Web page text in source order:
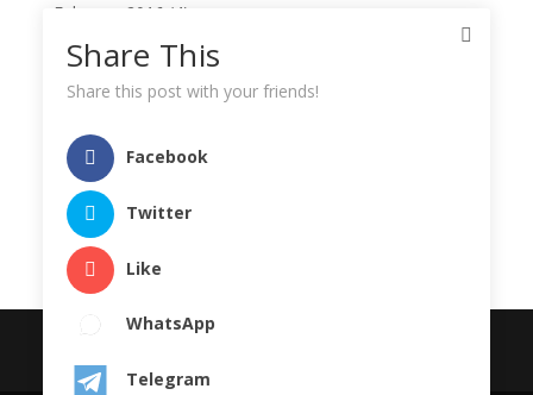
February 2016 (4)
January 2016 (1)
December 2015(2)
October 2014(1)
August 2014
June 2014 (2)
© 2025 PAUD IT Al Hasanah Bengkulu (
Share This
Share this post with your friends!
Facebook
Twitter
Like
WhatsApp
Telegram